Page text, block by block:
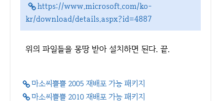
https://www.microsoft.com/ko-
kr/download/details.aspx?id=4887
위의 파일들을 몽땅 받아 설치하면 된다. 끝.
마소씨쁠쁠 2005 재배포 가능 패키지
마소씨쁠쁠 2010 재배포 가능 패키지